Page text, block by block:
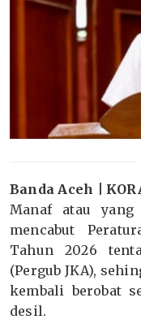
Banda Aceh |
Manaf atau
mencabut
Tahun 2026
(Pergub JKA),
kembali berobat
desil.